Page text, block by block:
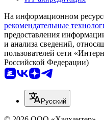
На информационном
рекомендательные
предоставления
и анализа сведений,
пользователей сети
Российской Федерации)
Русский